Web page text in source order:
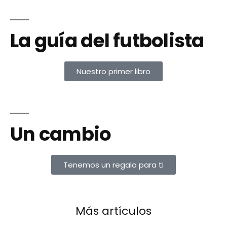
La guía del futbolista
Nuestro primer libro
Un cambio
Tenemos un regalo para ti
Más artículos